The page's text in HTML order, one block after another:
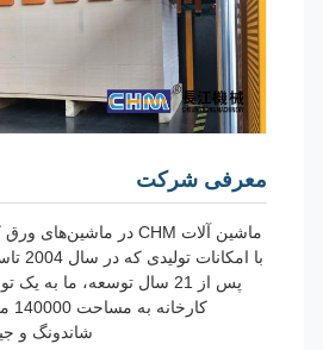
معرفی شرکت
با امکانات
پس از 21 سال توسعه، ما به یک
کارخانه به
شاندونگ و جیانگ